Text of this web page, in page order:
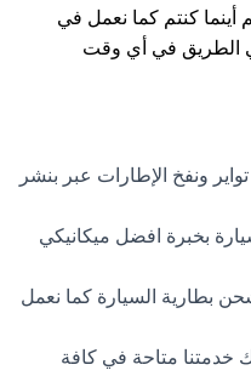
أينما كنتم كما نعمل في
الطريق في أي وقت
ونفخ الإطارات عبر بنشر
بخبرة افضل ميكانيكي
بطارية السيارة كما نعمل
خدمتنا متاحة في كافة